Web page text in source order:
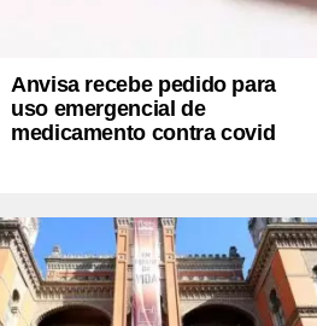
Anvisa recebe pedido para
uso emergencial de
medicamento contra covid